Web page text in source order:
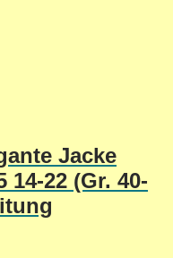
Jacke
14-22 (Gr. 40-